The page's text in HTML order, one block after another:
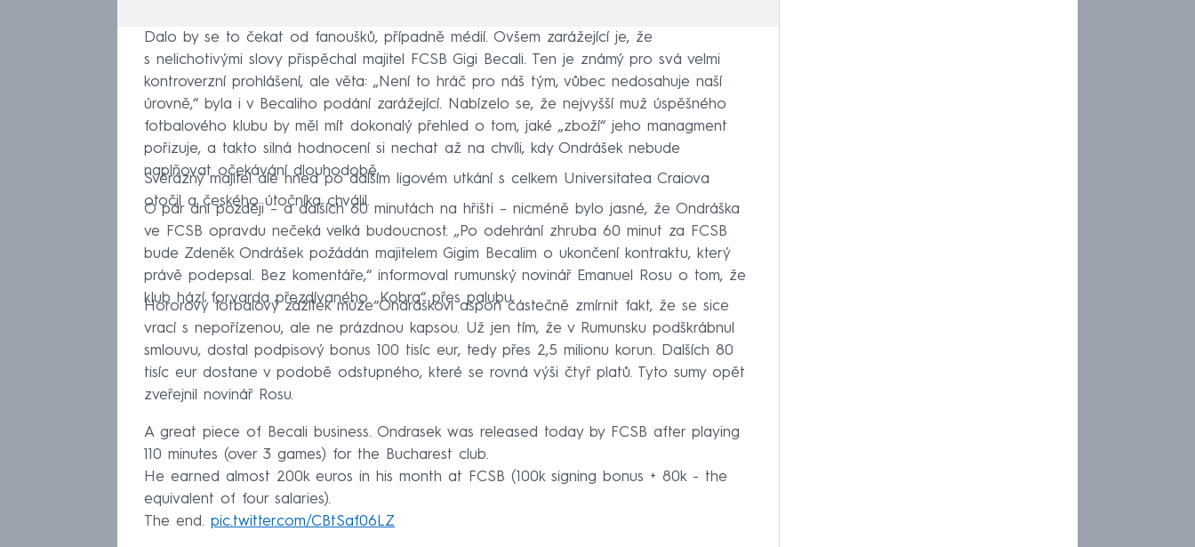
Dalo by se to čekat od fanoušků, případně médií. Ovšem zarážející je, že
s nelichotivými slovy přispěchal majitel FCSB Gigi Becali. Ten je známý pro svá velmi
kontroverzní prohlášení, ale věta: „Není to hráč pro náš tým, vůbec nedosahuje naší
úrovně,“ byla i v Becaliho podání zarážející. Nabízelo se, že nejvyšší muž úspěšného
fotbalového klubu by měl mít dokonalý přehled o tom, jaké „zboží“ jeho managment
pořizuje, a takto silná hodnocení si nechat až na chvíli, kdy Ondrášek nebude
naplňovat očekávání dlouhodobě.
Svérázný majitel ale hned po dalším ligovém utkání s celkem Universitatea Craiova
otočil a českého útočníka chválil.
O pár dní později – a dalších 60 minutách na hřišti – nicméně bylo jasné, že Ondráška
ve FCSB opravdu nečeká velká budoucnost. „Po odehrání zhruba 60 minut za FCSB
bude Zdeněk Ondrášek požádán majitelem Gigim Becalim o ukončení kontraktu, který
právě podepsal. Bez komentáře,“ informoval rumunský novinář Emanuel Rosu o tom, že
klub hází forvarda přezdívaného „Kobra“ přes palubu.
Hororový fotbalový zážitek může Ondráškovi aspoň částečně zmírnit fakt, že se sice
vrací s nepořízenou, ale ne prázdnou kapsou. Už jen tím, že v Rumunsku podškrábnul
smlouvu, dostal podpisový bonus 100 tisíc eur, tedy přes 2,5 milionu korun. Dalších 80
tisíc eur dostane v podobě odstupného, které se rovná výši čtyř platů. Tyto sumy opět
zveřejnil novinář Rosu.
A great piece of Becali business. Ondrasek was released today by FCSB after playing
110 minutes (over 3 games) for the Bucharest club.
He earned almost 200k euros in his month at FCSB (100k signing bonus + 80k - the
equivalent of four salaries).
The end. pic.twitter.com/CBtSaf06LZ